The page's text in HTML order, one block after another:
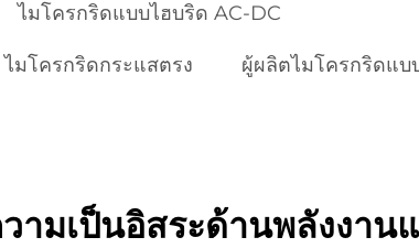
ไมโครกริดแบบไฮบริด AC-DC
ไมโครกริดกระแสตรง ผู้ผลิตไมโครกริดแบ
ามเป็นอิสระด้านพลังงาน